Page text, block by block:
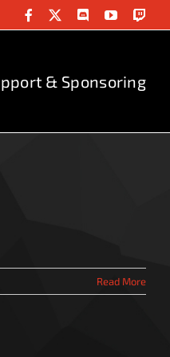
Facebook DiscordYouTube
& Sponsoring
Read More